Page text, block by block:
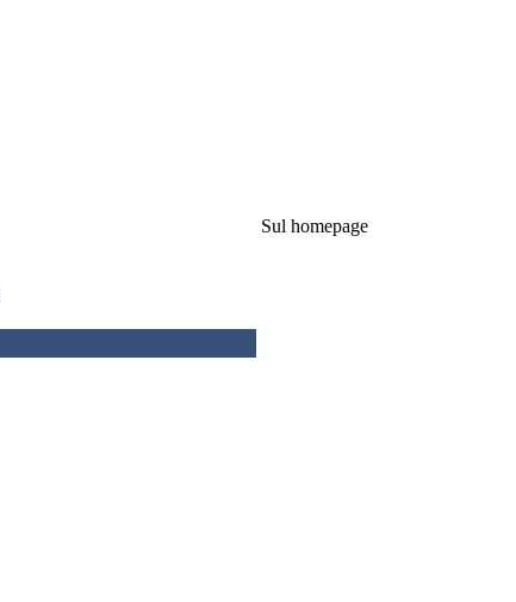
Sul homepage